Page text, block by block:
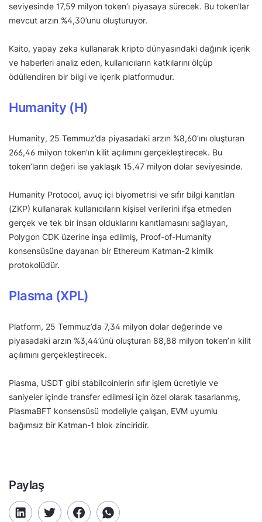
seviyesinde 17,59 milyon token’ı piyasaya sürecek. Bu token’lar
mevcut arzın %4,30’unu oluşturuyor.
Kaito, yapay zeka kullanarak kripto dünyasındaki dağınık içerik
ve haberleri analiz eden, kullanıcıların katkılarını ölçüp
ödüllendiren bir bilgi ve içerik platformudur.
Humanity (H)
Humanity, 25 Temmuz’da piyasadaki arzın %8,60’ını oluşturan
266,46 milyon token’ın kilit açılımını gerçekleştirecek. Bu
token’ların değeri ise yaklaşık 15,47 milyon dolar seviyesinde.
Humanity Protocol, avuç içi biyometrisi ve sıfır bilgi kanıtları
(ZKP) kullanarak kullanıcıların kişisel verilerini ifşa etmeden
gerçek ve tek bir insan olduklarını kanıtlamasını sağlayan,
Polygon CDK üzerine inşa edilmiş, Proof-of-Humanity
konsensüsüne dayanan bir Ethereum Katman-2 kimlik
protokolüdür.
Plasma (XPL)
Platform, 25 Temmuz’da 7,34 milyon dolar değerinde ve
piyasadaki arzın %3,44’ünü oluşturan 88,88 milyon token’ın kilit
açılımını gerçekleştirecek.
Plasma, USDT gibi stabilcoinlerin sıfır işlem ücretiyle ve
saniyeler içinde transfer edilmesi için özel olarak tasarlanmış,
PlasmaBFT konsensüsü modeliyle çalışan, EVM uyumlu
bağımsız bir Katman-1 blok zinciridir.
Paylaş